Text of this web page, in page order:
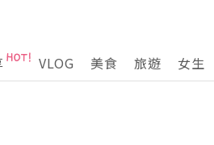
VLOG 美食 旅遊 女生